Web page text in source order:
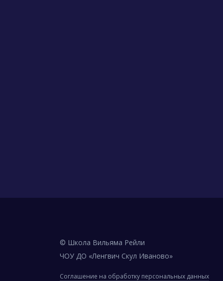
© Школа Вильяма Рейли
ЧОУ ДО «Ленгвич Скул Иваново»
Соглашение на обработку персональных данных